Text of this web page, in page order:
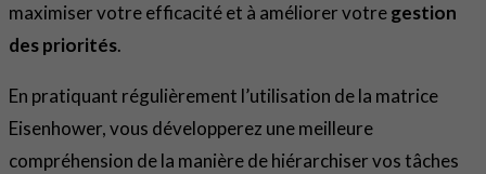
maximiser votre efficacité et à améliorer votregestion
des priorités.
En pratiquant régulièrement l’utilisation de la matrice
Eisenhower, vous développerez une meilleure
compréhension de la manière de hiérarchiser vos tâches